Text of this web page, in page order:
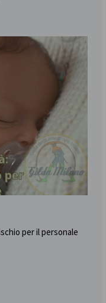
per il personale